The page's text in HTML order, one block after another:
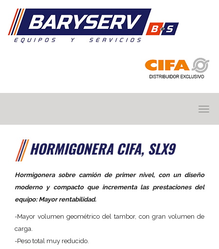
HORMIGONERA CIFA, SLX9
Hormigonera sobre camión de primer nivel, con un diseño
moderno y compacto que incrementa las prestaciones del
equipo: Mayor rentabilidad.
-Mayor volumen geométrico del tambor, con gran volumen de
carga.
-Peso total muy reducido.